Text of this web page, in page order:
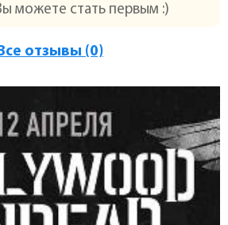
можете стать первым :)
отзывы (0)